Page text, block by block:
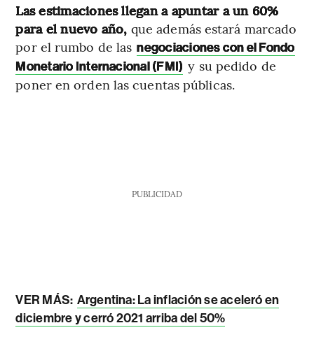
Las estimaciones llegan a apuntar a un 60%
para el nuevo año, que además estará marcado
por el rumbo de las negociaciones con el Fondo
Monetario Internacional (FMI) y su pedido de
poner en orden las cuentas públicas.
PUBLICIDAD
VER MÁS: Argentina: La inflación se aceleró en
diciembre y cerró 2021 arriba del 50%